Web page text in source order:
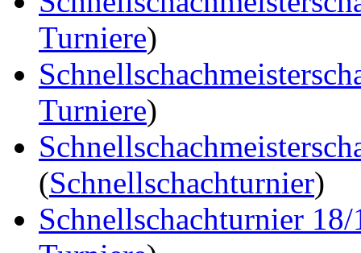
Turniere)
Turniere)
(Schnellschachturnier)
Schnellschachturnier